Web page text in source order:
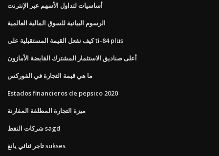
أساسيات لتداول الأسهم عبر الإنترنت
الرسوم البيانية للسوق المالية العالمية
كيف نفعل القيمة المستقبلية على ti-84 plus
أعلى صناديق الاستثمار المشترك القابضة الأمازون
ما هي قيمة التجارة في الفوركس
Estados financieros de pepsico 2020
ميزة التجارة المطلقة المقارنة
شركات النفط sagd
تاجر ثنائي يانغ sukses